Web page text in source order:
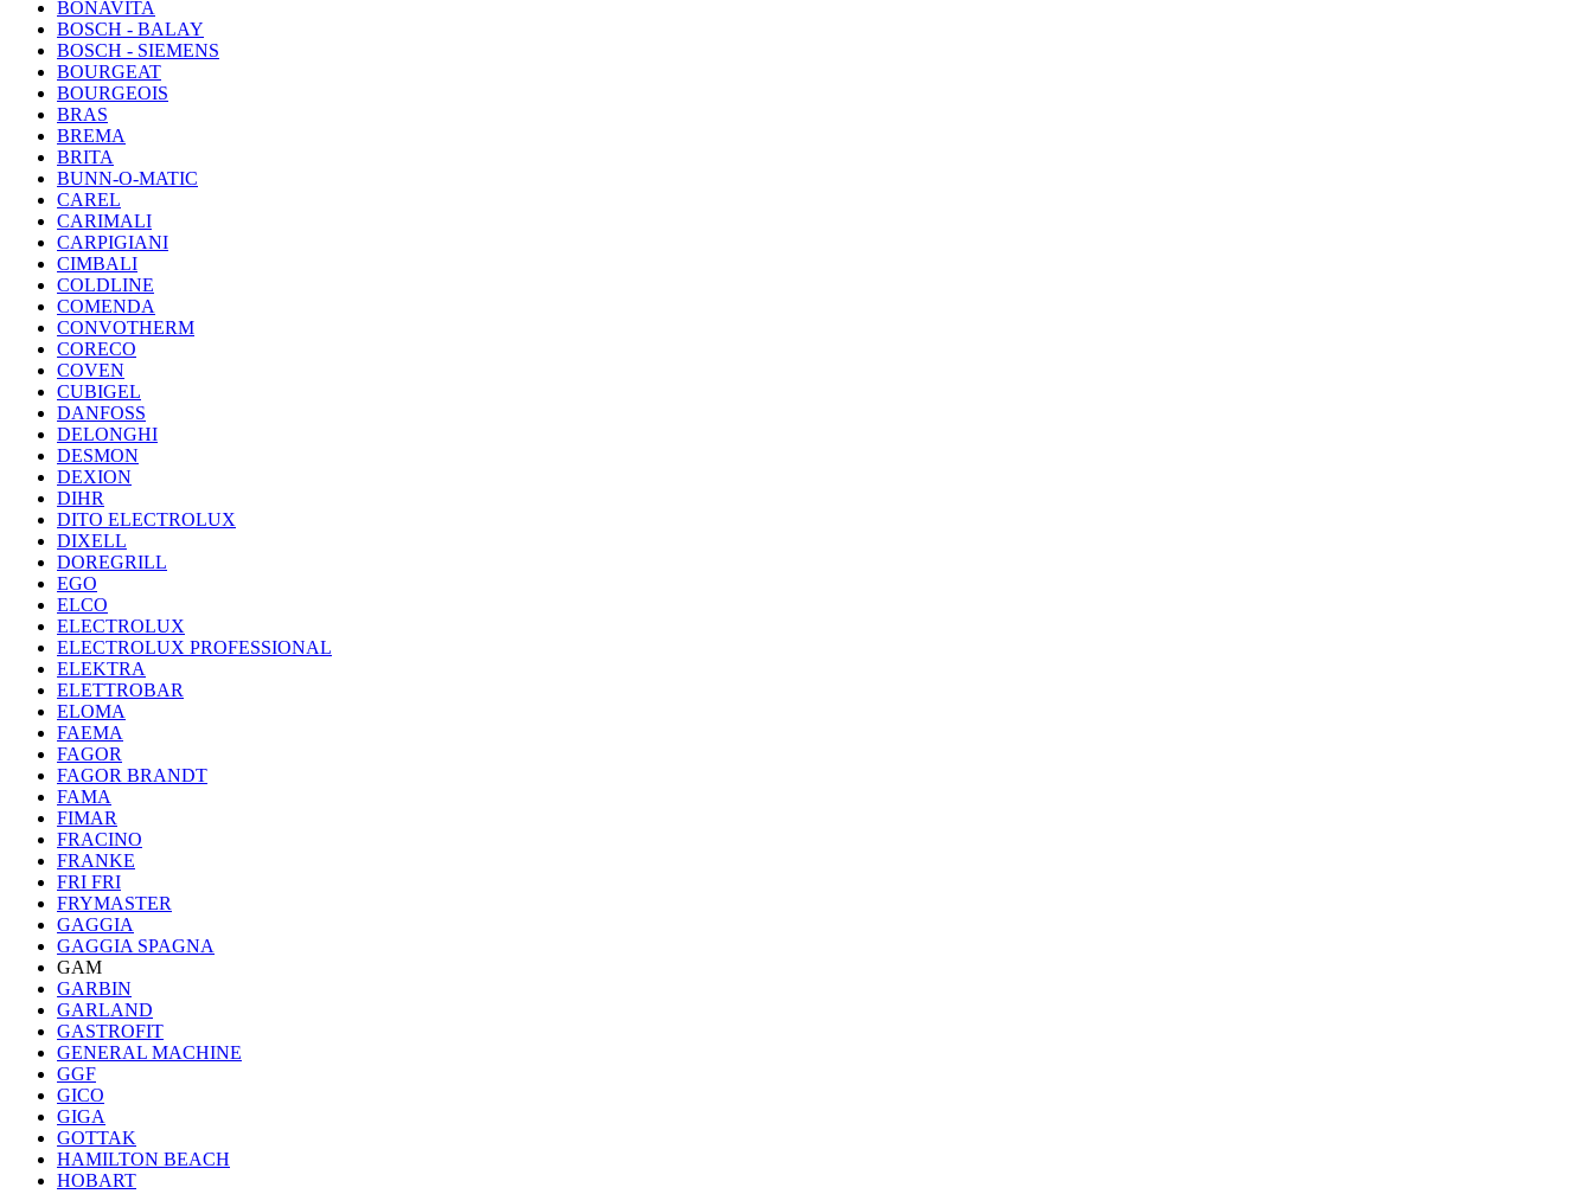
BONAVITA
BOSCH - BALAY
BOSCH - SIEMENS
BOURGEAT
BOURGEOIS
BRAS
BREMA
BRITA
BUNN-O-MATIC
CAREL
CARIMALI
CARPIGIANI
CIMBALI
COLDLINE
COMENDA
CONVOTHERM
CORECO
COVEN
CUBIGEL
DANFOSS
DELONGHI
DESMON
DEXION
DIHR
DITO ELECTROLUX
DIXELL
DOREGRILL
EGO
ELCO
ELECTROLUX
ELECTROLUX PROFESSIONAL
ELEKTRA
ELETTROBAR
ELOMA
FAEMA
FAGOR
FAGOR BRANDT
FAMA
FIMAR
FRACINO
FRANKE
FRI FRI
FRYMASTER
GAGGIA
GAGGIA SPAGNA
GAM
GARBIN
GARLAND
GASTROFIT
GENERAL MACHINE
GGF
GICO
GIGA
GOTTAK
HAMILTON BEACH
HOBART